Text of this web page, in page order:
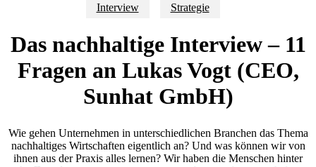
Interview Strategie
Das nachhaltige Interview – 11
Fragen an Lukas Vogt (CEO,
Sunhat GmbH)
Wie gehen Unternehmen in unterschiedlichen Branchen das Thema
nachhaltiges Wirtschaften eigentlich an? Und was können wir von
ihnen aus der Praxis alles lernen? Wir haben die Menschen hinter